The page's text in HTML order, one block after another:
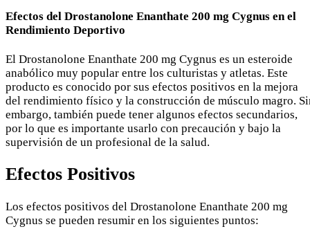
Efectos del Drostanolone Enanthate 200 mg Cygnus en el
Rendimiento Deportivo
El Drostanolone Enanthate 200 mg Cygnus es un esteroide
anabólico muy popular entre los culturistas y atletas. Este
producto es conocido por sus efectos positivos en la mejora
del rendimiento físico y la construcción de músculo magro.
embargo, también puede tener algunos efectos secundarios,
por lo que es importante usarlo con precaución y bajo la
supervisión de un profesional de la salud.
Efectos Positivos
Los efectos positivos del Drostanolone Enanthate 200 mg
Cygnus se pueden resumir en los siguientes puntos: